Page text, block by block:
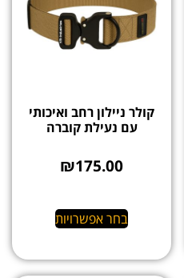
קולר ניילון רחב ואיכותי
עם נעילת קוברה
₪175.00
בחר אפשרויות